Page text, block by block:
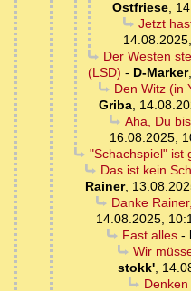
Ostfriese,
Jetzt
Der Westen
(LSD) - D-Marker,
Den Witz (in
Griba,
Aha, Du
16.08.2025,
"Schachspiel" ist
Das ist kein
Rainer,
Danke
14.08.2025,
Fast alles-
Wir
stokk',